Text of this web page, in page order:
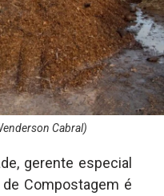
Cabral)
gerente especial
de Compostagem é